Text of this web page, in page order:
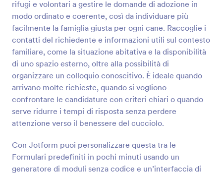
rifugi e volontari a gestire le domande di adozione in
modo ordinato e coerente, così da individuare più
facilmente la famiglia giusta per ogni cane. Raccoglie i
contatti del richiedente e informazioni utili sul contesto
familiare, come la situazione abitativa e la disponibilità
di uno spazio esterno, oltre alla possibilità di
organizzare un colloquio conoscitivo. È ideale quando
arrivano molte richieste, quando si vogliono
confrontare le candidature con criteri chiari o quando
serve ridurre i tempi di risposta senza perdere
attenzione verso il benessere del cucciolo.
Con Jotform puoi personalizzare questa tra le
Formulari predefiniti in pochi minuti usando un
generatore di moduli senza codice e un’interfaccia di
propri dettagli personali e di contatto, la storia della
cura degli animali domestici a informazioni sulla casa
casa comprese le informazioni relative alla loro
famiglia e all'ambiente domestico. È anche
importante che le persone che adotterano i tuoi
animali domestici comprendano la tua politica e i
termini relativi all'adattamento, quindi il modello ha
una sezione per gli adottanti per confermare e
accettare i termini e le condizioni prima della
presentazione della domanda di adozione
dell'animale domestico.
Anteprima